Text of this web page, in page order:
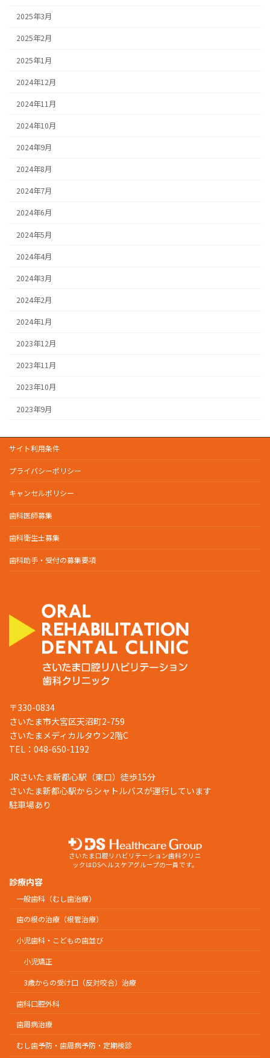
2025年3月
2025年2月
2025年1月
2024年12月
2024年11月
2024年10月
2024年9月
2024年8月
2024年7月
2024年6月
2024年5月
2024年4月
2024年3月
2024年2月
2024年1月
2023年12月
2023年11月
2023年10月
2023年9月
サイト利用条件
プライバシーポリシー
キャンセルポリシー
歯科医師募集
歯科衛生士募集
歯科助手・受付の募集要項
〒330-0834
さいたま市大宮区天沼町2-759
さいたまメディカルタウン2階C
TEL：048-650-1192
JRさいたま新都心駅（東口）徒歩15分
さいたま新都心駅からシャトルバスが運行しています
駐車場あり
さいたま口腔リハビリテーション歯科クリニ
ックはDSヘルスケアグループの一員です。
診療内容
一般歯科（むし歯治療）
歯の根の治療（根管治療）
小児歯科・こどもの歯並び
小児矯正
3歳からの受け口（反対咬合）治療
歯科口腔外科
歯周病治療
むし歯予防・歯周病予防・定期検診